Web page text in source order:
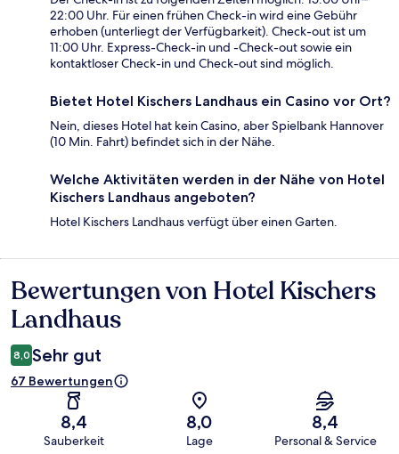
22:00 Uhr. Für einen frühen Check-in wird eine Gebühr
erhoben (unterliegt der Verfügbarkeit). Check-out ist um
11:00 Uhr. Express-Check-in und -Check-out sowie ein
kontaktloser Check-in und Check-out sind möglich.
Bietet Hotel Kischers Landhaus ein Casino vor Ort?
Nein, dieses Hotel hat kein Casino, aber Spielbank Hannover
(10 Min. Fahrt) befindet sich in der Nähe.
Welche Aktivitäten werden in der Nähe von Hotel
Kischers Landhaus angeboten?
Hotel Kischers Landhaus verfügt über einen Garten.
Bewertungen
Bewertungen von Hotel Kischers
Landhaus
8,0 Sehr gut
67 Bewertungen
8,4
Sauberkeit
8,0
Lage
8,4
Personal & Service